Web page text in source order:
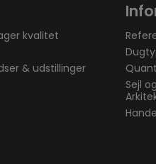
kvalitet
& udstillinger
Sejl